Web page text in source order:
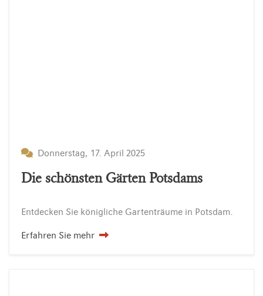
Donnerstag, 17. April 2025
Die schönsten Gärten Potsdams
Entdecken Sie königliche Gartenträume in Potsdam.
Erfahren Sie mehr